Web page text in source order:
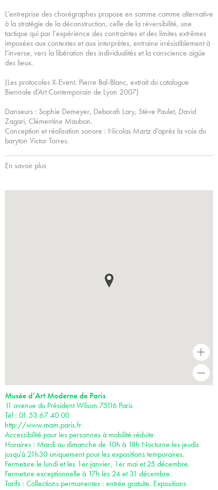
L’entreprise des chorégraphes propose en somme comme alternative
à la stratégie de la déconstruction, celle de la réversibilité, une
tactique qui par l’expérience des contraintes et des limites extrêmes
imposées aux contextes et aux interprètes, entraine irrésistiblement à
l’inverse, vers la libération des individualités et la conscience aigüe
des lieux.
(Les protocoles X-Event. Pierre Bal-Blanc, extrait du catalogue
Biennale d’Art Contemporain de Lyon 2007)
Danseurs : Sophie Demeyer, Deborah Lary, Stève Paulet, David
Zagari, Clémentine Maubon.
Conception et réalisation sonore : Nicolas Martz d’après la voix du
baryton Victor Torres.
En savoir plus
-
Musée d’Art Moderne de Paris
11 avenue du Président Wilson 75116 Paris
Tél : 01 53 67 40 00
http://www.mam.paris.fr
Accessibilité pour les personnes à mobilité réduite
Horaires : Mardi au dimanche de 10h à 18h Nocturne les jeudis
jusqu'à 21h30 uniquement pour les expositions temporaires.
Fermeture le lundi et les 1er janvier, 1er mai et 25 décembre.
Fermeture exceptionnelle à 17h les 24 et 31 décembre.
Tarifs : Collections permanentes : entrée gratuite. Expositions